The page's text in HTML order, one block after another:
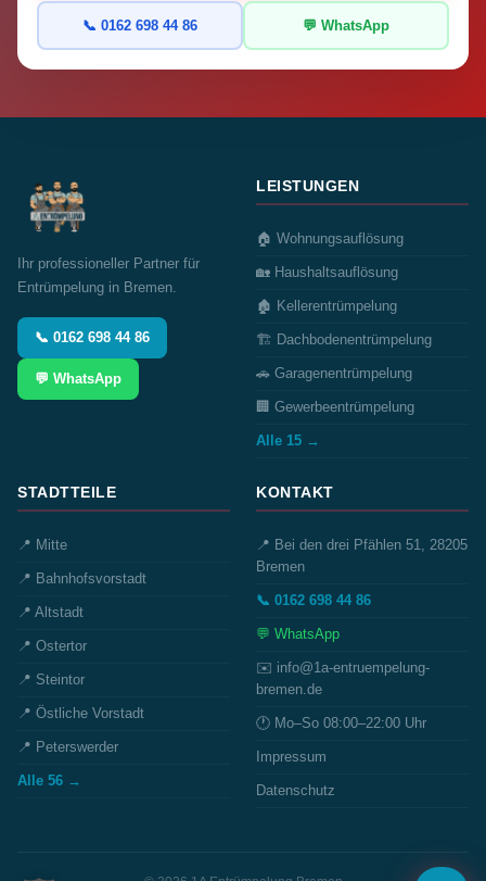
📞 0162 698 44 86 💬 WhatsApp
Ihr professioneller Partner für
Entrümpelung in Bremen.
📞 0162 698 44 86
💬 WhatsApp
LEISTUNGEN
🏠 Wohnungsauflösung
🏡 Haushaltsauflösung
🏚️ Kellerentrümpelung
🏗️ Dachbodenentrümpelung
🚗 Garagenentrümpelung
🏢 Gewerbeentrümpelung
Alle 15 →
STADTTEILE
📍 Mitte
📍 Bahnhofsvorstadt
📍 Altstadt
📍 Ostertor
📍 Steintor
📍 Östliche Vorstadt
📍 Peterswerder
Alle 56 →
KONTAKT
📍 Bei den drei Pfählen 51, 28205
Bremen
📞 0162 698 44 86
💬 WhatsApp
✉️ info@1a-entruempelung-
bremen.de
🕐 Mo–So 08:00–22:00 Uhr
Impressum
Datenschutz